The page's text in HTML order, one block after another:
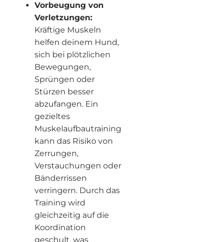
Vorbeugung von
Verletzungen:
Kräftige Muskeln
helfen deinem Hund,
sich bei plötzlichen
Bewegungen,
Sprüngen oder
Stürzen besser
abzufangen. Ein
gezieltes
Muskelaufbautraining
kann das Risiko von
Zerrungen,
Verstauchungen oder
Bänderrissen
verringern. Durch das
Training wird
gleichzeitig auf die
Koordination
geschult, was